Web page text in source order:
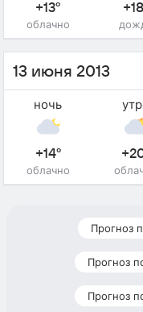
+13°
облачно
13 июня 2013
ночь
+14°
облачно
Прогноз
Прогноз
Прогноз